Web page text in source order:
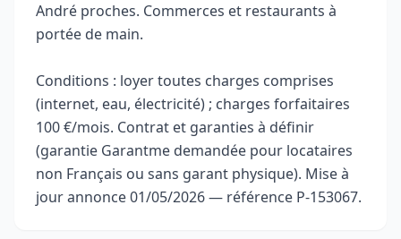
André proches. Commerces et restaurants à
portée de main.
Conditions : loyer toutes charges comprises
(internet, eau, électricité) ; charges forfaitaires
100 €/mois. Contrat et garanties à définir
(garantie Garantme demandée pour locataires
non Français ou sans garant physique). Mise à
jour annonce 01/05/2026 — référence P-153067.